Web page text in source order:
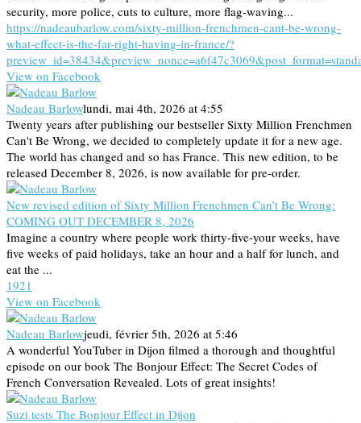
security, more police, cuts to culture, more flag-waving...
https://nadeaubarlow.com/sixty-million-frenchmen-cant-be-wrong-
what-effect-is-the-far-right-having-in-france/?
View on Facebook
Nadeau Barlowlundi, mai 4th, 2026 at 4:55
Twenty years after publishing our bestseller Sixty Million Frenchmen
Can't Be Wrong, we decided to completely update it for a new age.
The world has changed and so has France. This new edition, to be
released December 8, 2026, is now available for pre-order.
New revised edition of Sixty Million Frenchmen Can’t Be Wrong:
COMING OUT DECEMBER 8, 2026
Imagine a country where people work thirty-five-your weeks, have
five weeks of paid holidays, take an hour and a half for lunch, and
eat the ...
1921
View on Facebook
Nadeau Barlowjeudi, février 5th, 2026 at 5:46
A wonderful YouTuber in Dijon filmed a thorough and thoughtful
episode on our book The Bonjour Effect: The Secret Codes of
French Conversation Revealed. Lots of great insights!
Suzi tests The Bonjour Effect in Dijon